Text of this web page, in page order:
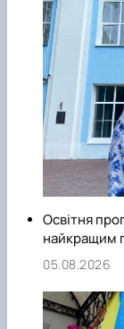
Освітня
найкращим
05.08.2026